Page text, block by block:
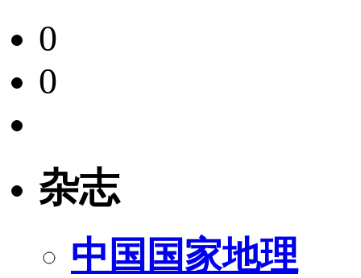
0
0
杂志
中国国家地理